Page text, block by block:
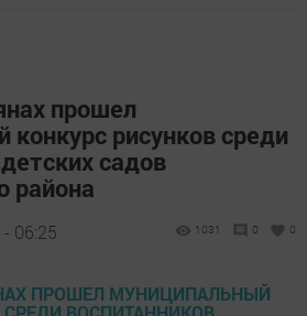
прошел
рисунков среди
садов
района
06:25 1031 0 0